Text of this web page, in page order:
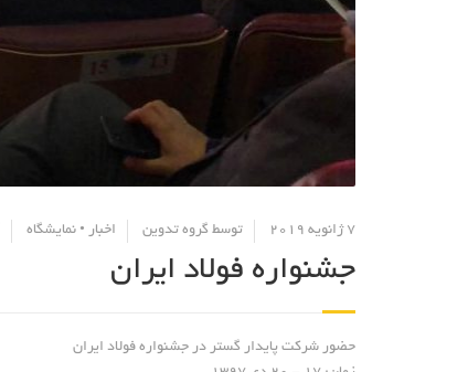
7 ژانویه 2019 توسط گروه تدوین اخبار • نمایشگاه
جشنواره فولاد ایران
حضور شرکت پایدار گستر در جشنواره فولاد ایران